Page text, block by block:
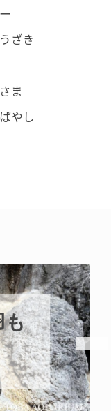
ざき
ま
やし
も